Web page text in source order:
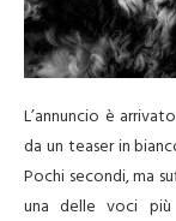
L’annuncio è
da un teaser in
Pochi secondi, ma
una delle voci